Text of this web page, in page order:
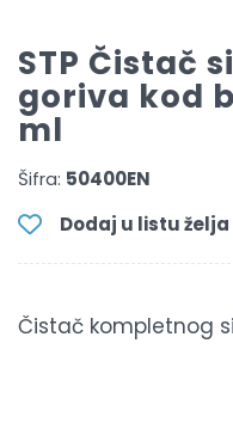
STP Čistač
goriva kod
ml
Šifra: 50400EN
Dodaj u listu želja
Čistač kompletnog